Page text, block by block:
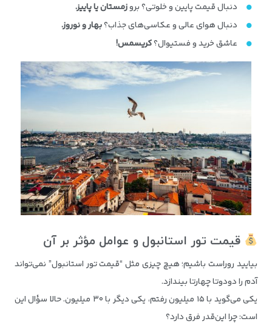
دنبال قیمت پایین و خلوتی؟ بروزمستان یا پاییز.
دنبال هوای عالی و عکاسی‌های جذاب؟بهار و نوروز.
عاشق خرید و فستیوال؟کریسمس!
قیمت تور استانبول و عوامل مؤثر بر آن
بیایید روراست باشیم؛ هیچ چیزی مثل “قیمت تور استانبول” نمی‌تواند
آدم را دودوتا چهارتا بیندازد.
یکی می‌گوید با ۱۵ میلیون رفتم، یکی دیگر با ۳۰ میلیون. حالا سؤال این
است: چرا این‌قدر فرق دارد؟